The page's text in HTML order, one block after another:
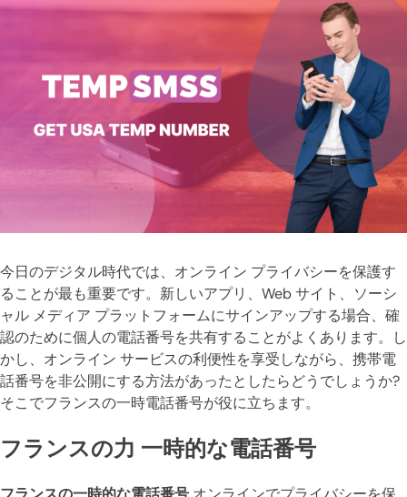
今日のデジタル時代では、オンライン プライバシーを保護す
ることが最も重要です。新しいアプリ、Web サイト、ソーシ
ャル メディア プラットフォームにサインアップする場合、確
認のために個人の電話番号を共有することがよくあります。し
かし、オンライン サービスの利便性を享受しながら、携帯電
話番号を非公開にする方法があったとしたらどうでしょうか?
そこでフランスの一時電話番号が役に立ちます。
フランスの力 一時的な電話番号